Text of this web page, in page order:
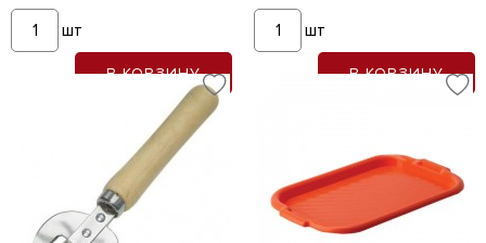
шт
В КОРЗИНУ
шт
В КОРЗИНУ